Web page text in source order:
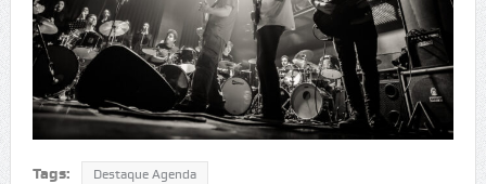
Tags: Destaque Agenda